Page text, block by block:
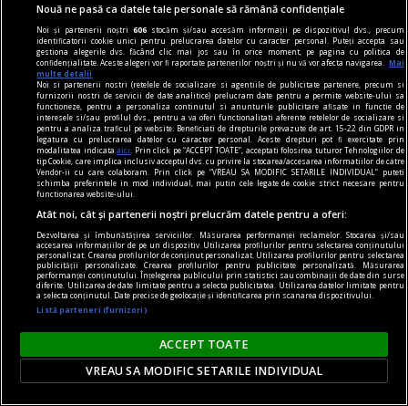
noile fanatisme
„Rezistența acerbă a tuturor partidelor de a se
popula cu membri educați: cea mai nocivă formă
de fanatism românesc” interviu cu jurnalistul
Cătălin PRISACARIU, cofondator Defapt.ro
Asta e o întrebare care are foarte multe
variabile: locul, perioada, online, offline, vîrsta,
Nouă ne pasă ca datele tale personale să rămână confidențiale
Noi și partenerii noștri606 stocăm și/sau accesăm informații pe dispozitivul dvs., precum
identificatorii cookie unici pentru prelucrarea datelor cu caracter personal. Puteți accepta sau
gestiona alegerile dvs. făcând clic mai jos sau în orice moment, pe pagina cu politica de
confidențialitate. Aceste alegeri vor fi raportate partenerilor noștri și nu vă vor afecta navigarea.
Mai
multe detalii
Noi si partenerii nostri (retelele de socializare si agentiile de publicitate partenere, precum si
furnizorii nostri de servicii de date analitice) prelucram date pentru a permite website-ului sa
functioneze, pentru a personaliza continutul si anunturile publicitare afisate in functie de
interesele si/sau profilul dvs., pentru a va oferi functionalitati aferente retelelor de socializare si
pentru a analiza traficul pe website. Beneficiati de drepturile prevazute de art. 15-22 din GDPR in
legatura cu prelucrarea datelor cu caracter personal. Aceste drepturi pot fi exercitate prin
modalitatea indicataaici
. Prin click pe “ACCEPT TOATE”, acceptati folosirea tuturor Tehnologiilor de
tip Cookie, care implica inclusiv acceptul dvs. cu privire la stocarea/accesarea informatiilor de catre
Vendor-ii cu care colaboram. Prin click pe “VREAU SA MODIFIC SETARILE INDIVIDUAL” puteti
schimba preferintele in mod individual, mai putin cele legate de cookie strict necesare pentru
functionarea website-ului.
Atât noi, cât și partenerii noștri prelucrăm datele pentru a oferi:
Dezvoltarea și îmbunătățirea serviciilor. Măsurarea performanței reclamelor. Stocarea și/sau
accesarea informațiilor de pe un dispozitiv. Utilizarea profilurilor pentru selectarea conținutului
personalizat. Crearea profilurilor de conținut personalizat. Utilizarea profilurilor pentru selectarea
publicității personalizate. Crearea profilurilor pentru publicitate personalizată. Măsurarea
performanței conținutului. Înțelegerea publicului prin statistici sau combinații de date din surse
diferite. Utilizarea de date limitate pentru a selecta publicitatea. Utilizarea datelor limitate pentru
a selecta conținutul. Date precise de geolocație și identificarea prin scanarea dispozitivului.
Listă parteneri (furnizori)
ACCEPT TOATE
VREAU SA MODIFIC SETARILE INDIVIDUAL